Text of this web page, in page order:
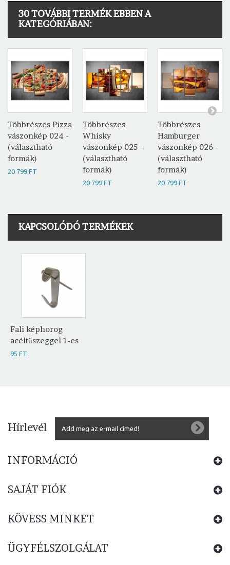
30 TOVÁBBI TERMÉK EBBEN A
KATEGÓRIÁBAN:
Többrészes Pizza
vászonkép 024 -
(választható
formák)
20 799 FT
Többrészes
Whisky
vászonkép 025 -
(választható
formák)
20 799 FT
Többrészes
Hamburger
vászonkép 026 -
(választható
formák)
20 799 FT
KAPCSOLÓDÓ TERMÉKEK
Fali képhorog
acéltűszeggel 1-es
95 FT
Hírlevél
INFORMÁCIÓ
SAJÁT FIÓK
KÖVESS MINKET
ÜGYFÉLSZOLGÁLAT